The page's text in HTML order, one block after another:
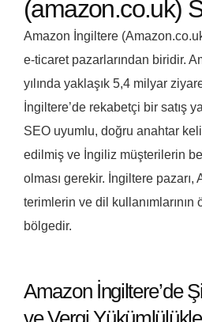
(amazon.co.uk)
Amazon İngiltere
e-ticaret pazarlarından biridir.
yılında yaklaşık 5,4 milyar
İngiltere’de rekabetçi bir satış
SEO uyumlu, doğru anahtar
edilmiş ve İngiliz müşterilerin
olması gerekir. İngiltere pazarı,
terimlerin ve dil
bölgedir.
Amazon İngiltere’de